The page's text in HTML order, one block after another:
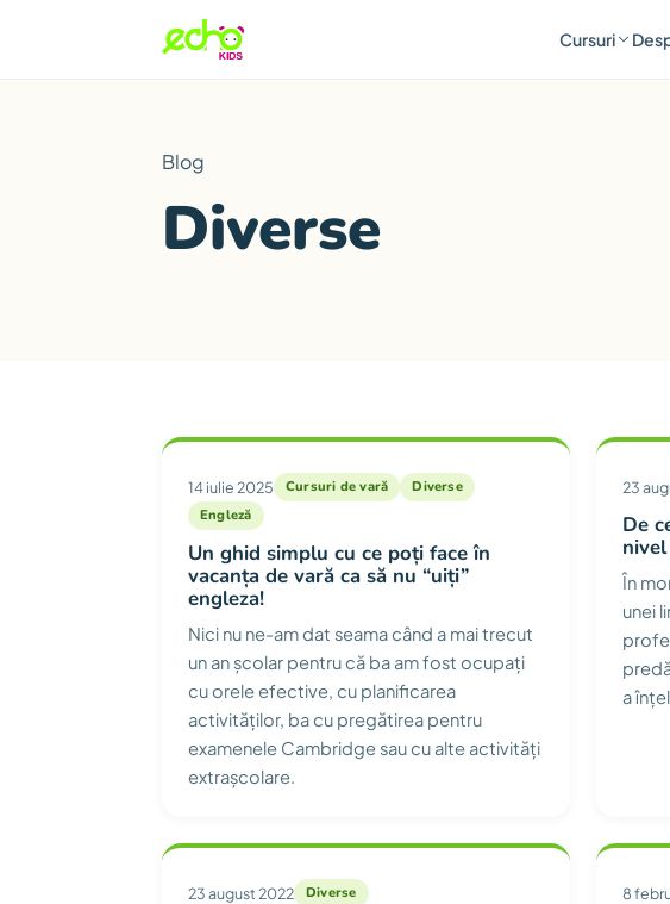
Cursuri
Blog
Diverse
Articole din categoria
14 iulie 2025 Cursuri de vară
Diverse
Engleză
Un ghid simplu cu ce poți face în
vacanța de vară ca să nu “uiți”
engleza!
Nici nu ne-am dat seama când a mai trecut
un an școlar pentru că ba am fost ocupați
cu orele efective, cu planificarea
activităților, ba cu pregătirea pentru
examenele Cambridge sau cu alte activități
extrașcolare.
23
De
În
unei
a
23 august 2022 Diverse 8